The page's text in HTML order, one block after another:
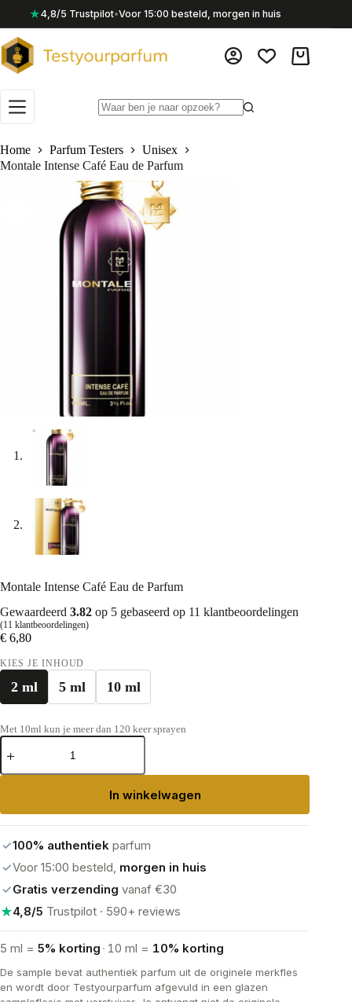
inhoud
★4,8/5 Trustpilot•Voor 15:00 besteld, morgen in huis
Home
Parfum Testers
Unisex
Montale Intense Café Eau de Parfum
Montale Intense Café Eau de Parfum
Gewaardeerd 3.82 op 5 gebaseerd op 11 klantbeoordelingen
(11 klantbeoordelingen)
€ 6,80
KIES JE INHOUD
2 ml 5 ml 10 ml
Met 10ml kun je meer dan 120 keer sprayen
Montale
Intense
Eau
In winkelwagen
✓100% authentiek parfum
✓Voor 15:00 besteld, morgen in huis
✓Gratis verzending vanaf €30
★4,8/5 Trustpilot · 590+ reviews
5 ml = 5% korting · 10 ml = 10% korting
De sample bevat authentiek parfum uit de originele merkfles
en wordt door Testyourparfum afgevuld in een glazen